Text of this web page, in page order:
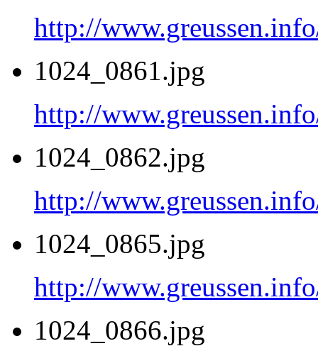
http://
1024_0861.jpg
http://
1024_0862.jpg
http://
1024_0865.jpg
http://
1024_0866.jpg